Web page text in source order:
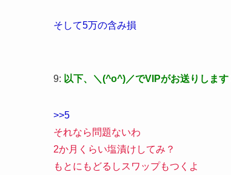
そして5万の含み損
9: 以下、＼(^o^)／でVIPがお送りします
>>5
それなら問題ないわ
2か月くらい塩漬けしてみ？
もとにもどるしスワップもつくよ